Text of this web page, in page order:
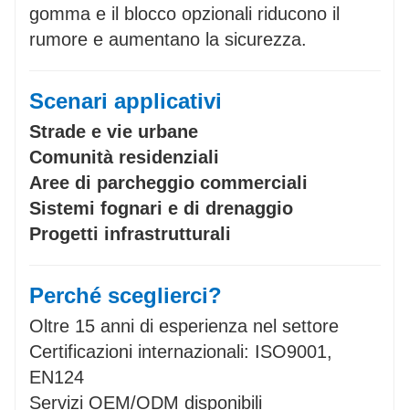
gomma e il blocco opzionali riducono il
rumore e aumentano la sicurezza.
Scenari applicativi
Strade e vie urbane
Comunità residenziali
Aree di parcheggio commerciali
Sistemi fognari e di drenaggio
Progetti infrastrutturali
Perché sceglierci?
Oltre 15 anni di esperienza nel settore
Certificazioni internazionali: ISO9001,
EN124
Servizi OEM/ODM disponibili